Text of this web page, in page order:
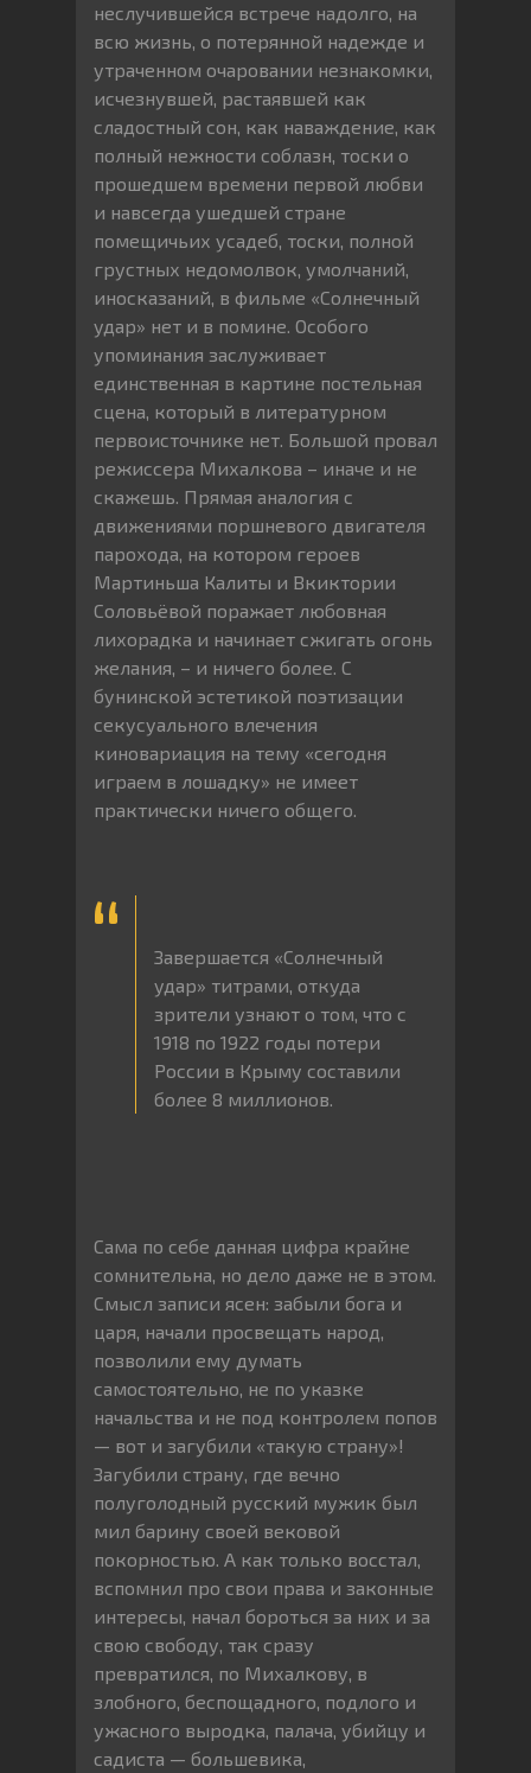
неслучившейся встрече надолго, на
всю жизнь, о потерянной надежде и
утраченном очаровании незнакомки,
исчезнувшей, растаявшей как
сладостный сон, как наваждение, как
полный нежности соблазн, тоски о
прошедшем времени первой любви
и навсегда ушедшей стране
помещичьих усадеб, тоски, полной
грустных недомолвок, умолчаний,
иносказаний, в фильме «Солнечный
удар» нет и в помине. Особого
упоминания заслуживает
единственная в картине постельная
сцена, который в литературном
первоисточнике нет. Большой провал
режиссера Михалкова – иначе и не
скажешь. Прямая аналогия с
движениями поршневого двигателя
парохода, на котором героев
Мартиньша Калиты и Вкиктории
Соловьёвой поражает любовная
лихорадка и начинает сжигать огонь
желания, – и ничего более. С
бунинской эстетикой поэтизации
секусуального влечения
киновариация на тему «сегодня
играем в лошадку» не имеет
практически ничего общего.
Завершается «Солнечный
удар» титрами, откуда
зрители узнают о том, что с
1918 по 1922 годы потери
России в Крыму составили
более 8 миллионов.
Сама по себе данная цифра крайне
сомнительна, но дело даже не в этом.
Смысл записи ясен: забыли бога и
царя, начали просвещать народ,
позволили ему думать
самостоятельно, не по указке
начальства и не под контролем попов
— вот и загубили «такую страну»!
Загубили страну, где вечно
полуголодный русский мужик был
мил барину своей вековой
покорностью. А как только восстал,
вспомнил про свои права и законные
интересы, начал бороться за них и за
свою свободу, так сразу
превратился, по Михалкову, в
злобного, беспощадного, подлого и
ужасного выродка, палача, убийцу и
садиста — большевика,